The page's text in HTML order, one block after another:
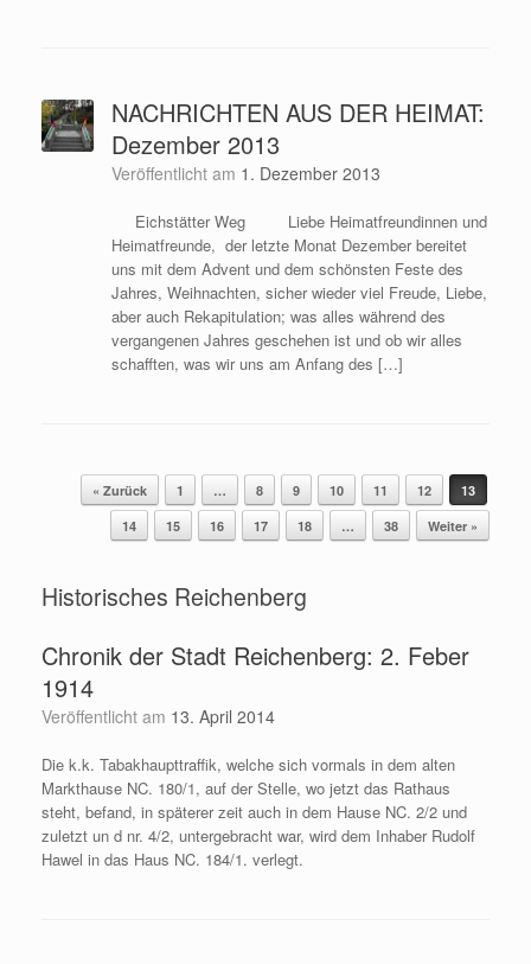
NACHRICHTEN AUS DER HEIMAT:
Dezember 2013
Veröffentlicht am 1. Dezember 2013
Eichstätter Weg Liebe Heimatfreundinnen und
Heimatfreunde, der letzte Monat Dezember bereitet
uns mit dem Advent und dem schönsten Feste des
Jahres, Weihnachten, sicher wieder viel Freude, Liebe,
aber auch Rekapitulation; was alles während des
vergangenen Jahres geschehen ist und ob wir alles
schafften, was wir uns am Anfang des […]
Beitragsnavigation
« Zurück 1 … 8 9 10 11 12
13
14
15 16 17 18 … 38 Weiter »
Historisches Reichenberg
Chronik der Stadt Reichenberg: 2. Feber
1914
Veröffentlicht am 13. April 2014
Die k.k. Tabakhaupttraffik, welche sich vormals in dem alten
Markthause NC. 180/1, auf der Stelle, wo jetzt das Rathaus
steht, befand, in späterer zeit auch in dem Hause NC. 2/2 und
zuletzt un d nr. 4/2, untergebracht war, wird dem Inhaber Rudolf
Hawel in das Haus NC. 184/1. verlegt.